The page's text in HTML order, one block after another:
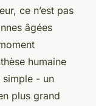
ce n’est pas
âgées
humaine
simple - un
plus grand